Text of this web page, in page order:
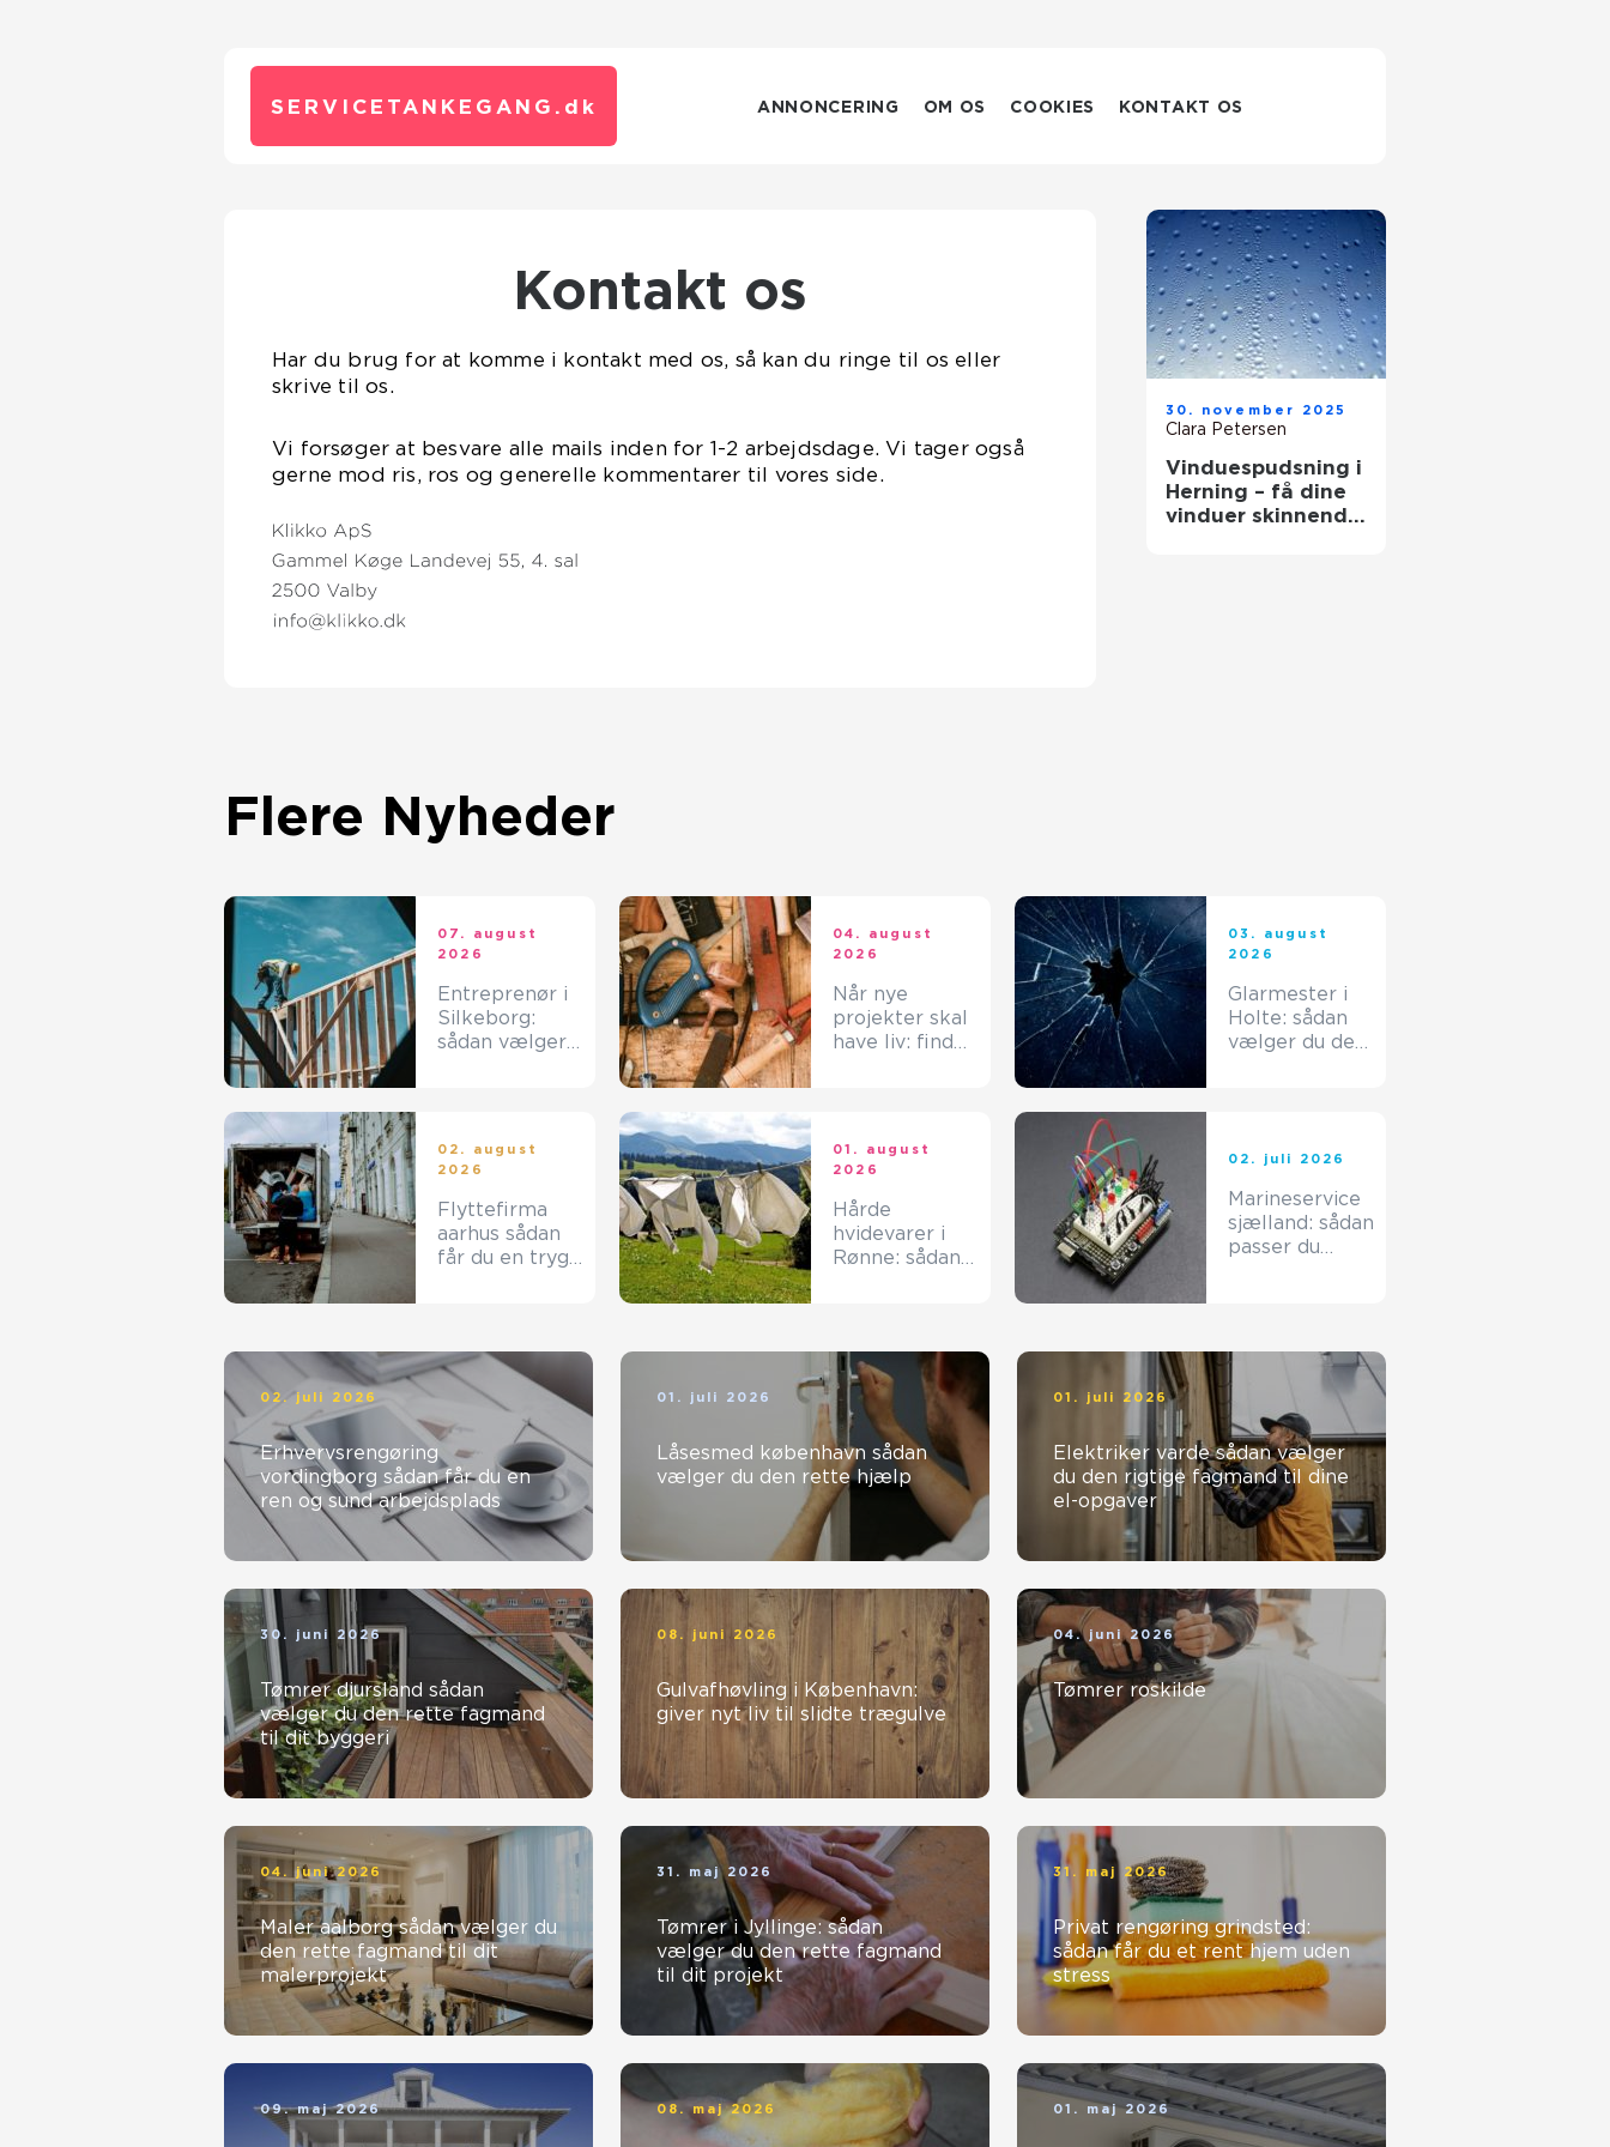
SERVICETANKEGANG. dk ANNONCERING OM OS COOKIES KONTAKT OS
Kontakt os
Har du brug for at komme i kontakt med os, så kan du ringe til os eller
skrive til os.
Vi forsøger at besvare alle mails inden for 1-2 arbejdsdage. Vi tager også
gerne mod ris, ros og generelle kommentarer til vores side.
30. november 2025
Clara Petersen
Vinduespudsning i
Herning – få dine
vinduer skinnende
Flere Nyheder
07. august
2026
Entreprenør i
Silkeborg:
sådan vælger
04. august
2026
Når nye
projekter skal
have liv: find
03. august
2026
Glarmester i
Holte: sådan
vælger du den
02. august
2026
Flyttefirma
aarhus sådan
får du en tryg
01. august
2026
Hårde
hvidevarer i
Rønne: sådan
02. juli 2026
Marineservice
sjælland: sådan
passer du
02. juli 2026
Erhvervsrengøring
vordingborg sådan får du en
ren og sund arbejdsplads
01. juli 2026
Låsesmed københavn sådan
vælger du den rette hjælp
01. juli 2026
Elektriker varde sådan vælger
du den rigtige fagmand til dine
el-opgaver
30. juni 2026
Tømrer djursland sådan
vælger du den rette fagmand
til dit byggeri
08. juni 2026
Gulvafhøvling i København:
giver nyt liv til slidte trægulve
04. juni 2026
Tømrer roskilde
04. juni 2026
Maler aalborg sådan vælger du
den rette fagmand til dit
malerprojekt
31. maj 2026
Tømrer i Jyllinge: sådan
vælger du den rette fagmand
til dit projekt
31. maj 2026
Privat rengøring grindsted:
sådan får du et rent hjem uden
stress
09. maj 2026 08. maj 2026 01. maj 2026